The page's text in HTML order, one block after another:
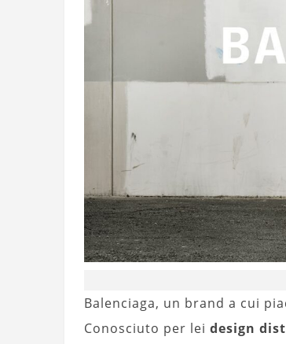
Balenciaga, un brand a cui
Conosciuto per lei design